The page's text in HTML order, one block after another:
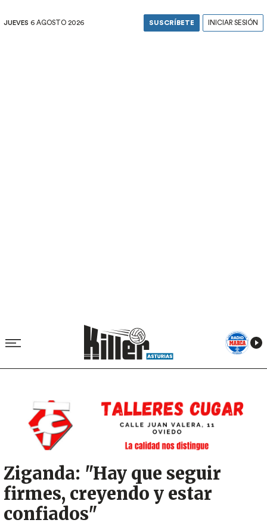
JUEVES 6 AGOSTO 2026 SUSCRÍBETE INICIAR SESIÓN
Ziganda: "Hay que seguir
firmes, creyendo y estar
confiados"